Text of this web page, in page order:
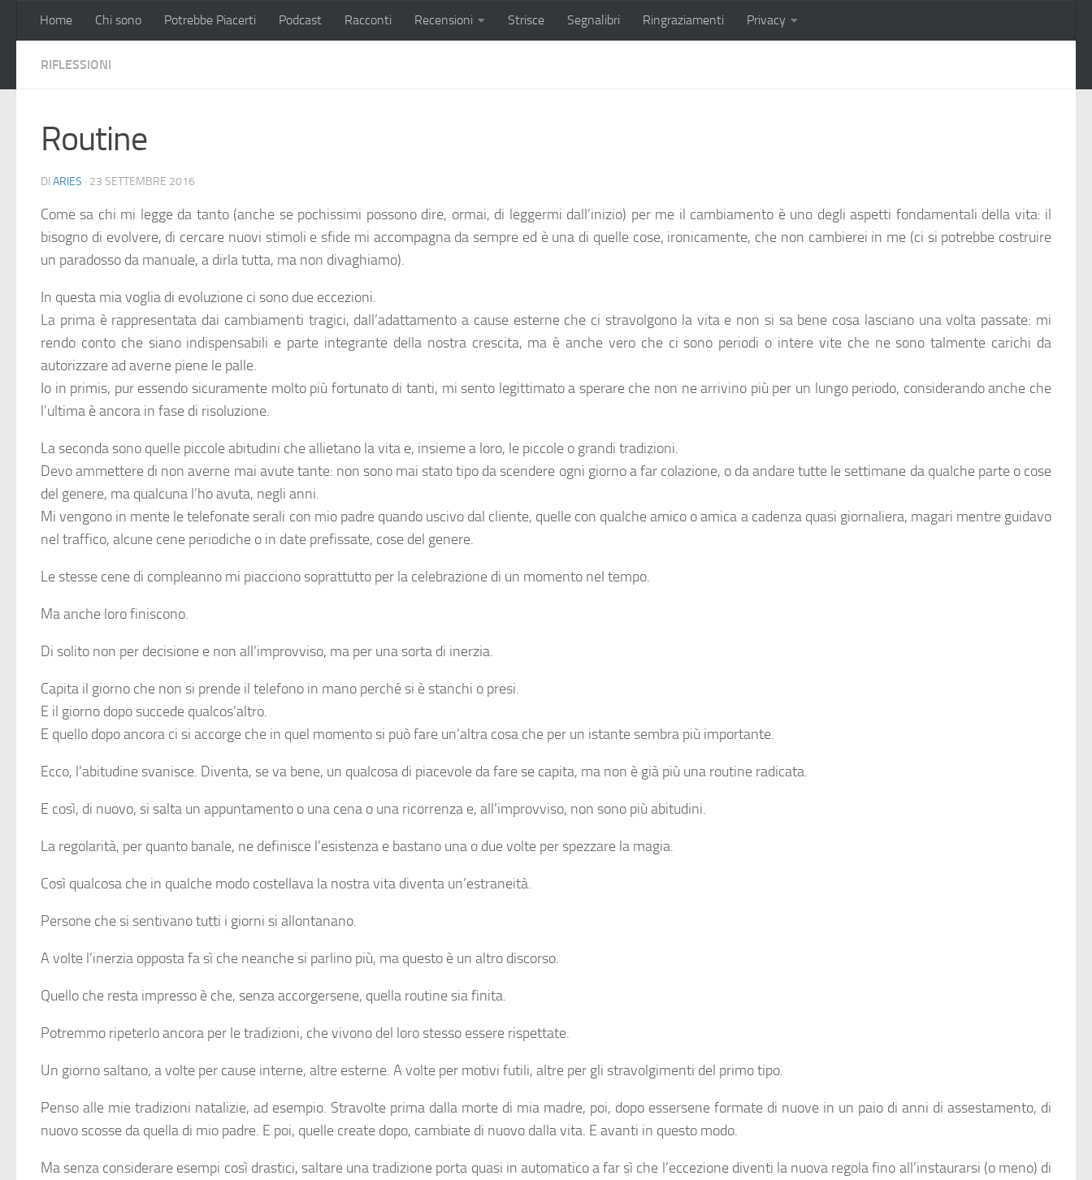
Salta al contenuto
Home Chi sono Potrebbe Piacerti Podcast Racconti Recensioni Strisce Segnalibri Ringraziamenti Privacy
RIFLESSIONI
Routine
DI ARIES · 23 SETTEMBRE 2016
Come sa chi mi legge da tanto (anche se pochissimi possono dire, ormai, di leggermi dall’inizio) per me il cambiamento è uno degli aspetti fondamentali della vita: il
bisogno di evolvere, di cercare nuovi stimoli e sfide mi accompagna da sempre ed è una di quelle cose, ironicamente, che non cambierei in me (ci si potrebbe costruire
un paradosso da manuale, a dirla tutta, ma non divaghiamo).
In questa mia voglia di evoluzione ci sono due eccezioni.
La prima è rappresentata dai cambiamenti tragici, dall’adattamento a cause esterne che ci stravolgono la vita e non si sa bene cosa lasciano una volta passate: mi
rendo conto che siano indispensabili e parte integrante della nostra crescita, ma è anche vero che ci sono periodi o intere vite che ne sono talmente carichi da
autorizzare ad averne piene le palle.
Io in primis, pur essendo sicuramente molto più fortunato di tanti, mi sento legittimato a sperare che non ne arrivino più per un lungo periodo, considerando anche che
l’ultima è ancora in fase di risoluzione.
La seconda sono quelle piccole abitudini che allietano la vita e, insieme a loro, le piccole o grandi tradizioni.
Devo ammettere di non averne mai avute tante: non sono mai stato tipo da scendere ogni giorno a far colazione, o da andare tutte le settimane da qualche parte o cose
del genere, ma qualcuna l’ho avuta, negli anni.
Mi vengono in mente le telefonate serali con mio padre quando uscivo dal cliente, quelle con qualche amico o amica a cadenza quasi giornaliera, magari mentre guidavo
nel traffico, alcune cene periodiche o in date prefissate, cose del genere.
Le stesse cene di compleanno mi piacciono soprattutto per la celebrazione di un momento nel tempo.
Ma anche loro finiscono.
Di solito non per decisione e non all’improvviso, ma per una sorta di inerzia.
Capita il giorno che non si prende il telefono in mano perché si è stanchi o presi.
E il giorno dopo succede qualcos’altro.
E quello dopo ancora ci si accorge che in quel momento si può fare un’altra cosa che per un istante sembra più importante.
Ecco, l’abitudine svanisce. Diventa, se va bene, un qualcosa di piacevole da fare se capita, ma non è già più una routine radicata.
E così, di nuovo, si salta un appuntamento o una cena o una ricorrenza e, all’improvviso, non sono più abitudini.
La regolarità, per quanto banale, ne definisce l’esistenza e bastano una o due volte per spezzare la magia.
Così qualcosa che in qualche modo costellava la nostra vita diventa un’estraneità.
Persone che si sentivano tutti i giorni si allontanano.
A volte l’inerzia opposta fa sì che neanche si parlino più, ma questo è un altro discorso.
Quello che resta impresso è che, senza accorgersene, quella routine sia finita.
Potremmo ripeterlo ancora per le tradizioni, che vivono del loro stesso essere rispettate.
Un giorno saltano, a volte per cause interne, altre esterne. A volte per motivi futili, altre per gli stravolgimenti del primo tipo.
Penso alle mie tradizioni natalizie, ad esempio. Stravolte prima dalla morte di mia madre, poi, dopo essersene formate di nuove in un paio di anni di assestamento, di
nuovo scosse da quella di mio padre. E poi, quelle create dopo, cambiate di nuovo dalla vita. E avanti in questo modo.
Ma senza considerare esempi così drastici, saltare una tradizione porta quasi in automatico a far sì che l’eccezione diventi la nuova regola fino all’instaurarsi (o meno) di